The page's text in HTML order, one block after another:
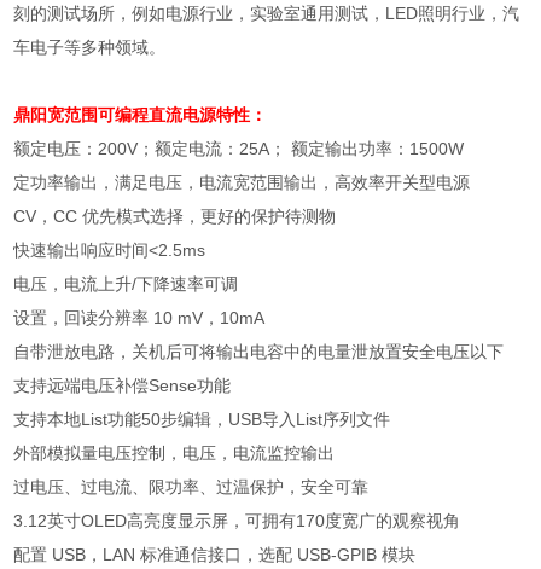
刻的测试场所，例如电源行业，实验室通用测试， LED照明行业，汽
车电子等多种领域。
鼎阳宽范围可编程直流电源特性：
额定电压： 200V ；额定电流： 25A ； 额定输出功率： 1500W
定功率输出，满足电压，电流宽范围输出，高效率开关型电源
CV ，CC优先模式选择，更好的保护待测物
快速输出响应时间<2.5ms
电压，电流上升/下降速率可调
设置，回读分辨率 10 mV ， 10mA
自带泄放电路，关机后可将输出电容中的电量泄放置安全电压以下
支持远端电压补偿Sense功能
支持本地List功能50步编辑， USB导入 List序列文件
外部模拟量电压控制，电压，电流监控输出
过电压、过电流、限功率、过温保护，安全可靠
3.12英寸OLED高亮度显示屏，可拥有170度宽广的观察视角
配置 USB ， LAN标准通信接口，选配 USB-GPIB模块